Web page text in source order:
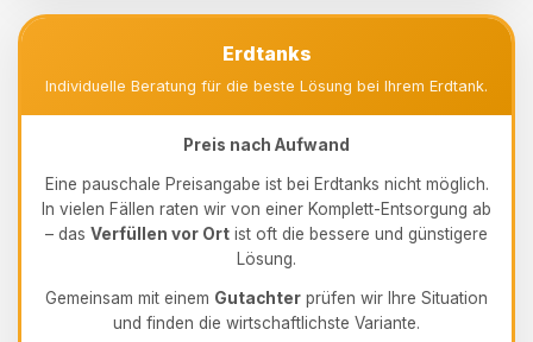
Erdtanks
Individuelle Beratung für die beste Lösung bei Ihrem Erdtank.
Preis nach Aufwand
Eine pauschale Preisangabe ist bei Erdtanks nicht möglich.
In vielen Fällen raten wir von einer Komplett-Entsorgung ab
– das Verfüllen vor Ort ist oft die bessere und günstigere
Lösung.
Gemeinsam mit einem Gutachter prüfen wir Ihre Situation
und finden die wirtschaftlichste Variante.